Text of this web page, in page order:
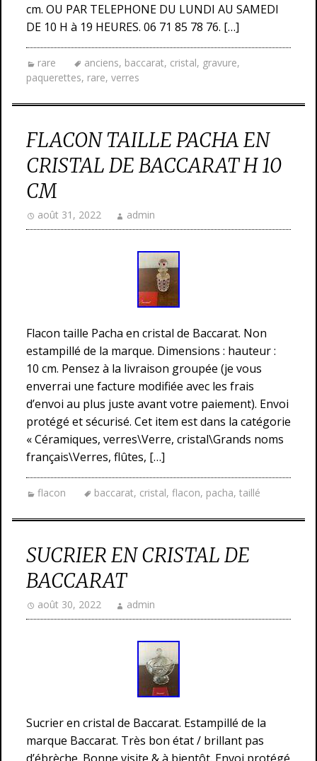
cm. OU PAR TELEPHONE DU LUNDI AU SAMEDI
DE 10 H à 19 HEURES. 06 71 85 78 76. […]
rare anciens, baccarat, cristal, gravure,
paquerettes, rare, verres
FLACON TAILLE PACHA EN
CRISTAL DE BACCARAT H 10
CM
août 31, 2022 admin
Flacon taille Pacha en cristal de Baccarat. Non
estampillé de la marque. Dimensions : hauteur :
10 cm. Pensez à la livraison groupée (je vous
enverrai une facture modifiée avec les frais
d’envoi au plus juste avant votre paiement). Envoi
protégé et sécurisé. Cet item est dans la catégorie
« Céramiques, verres\Verre, cristal\Grands noms
français\Verres, flûtes, […]
flacon baccarat, cristal, flacon, pacha, taillé
SUCRIER EN CRISTAL DE
BACCARAT
août 30, 2022 admin
Sucrier en cristal de Baccarat. Estampillé de la
marque Baccarat. Très bon état / brillant pas